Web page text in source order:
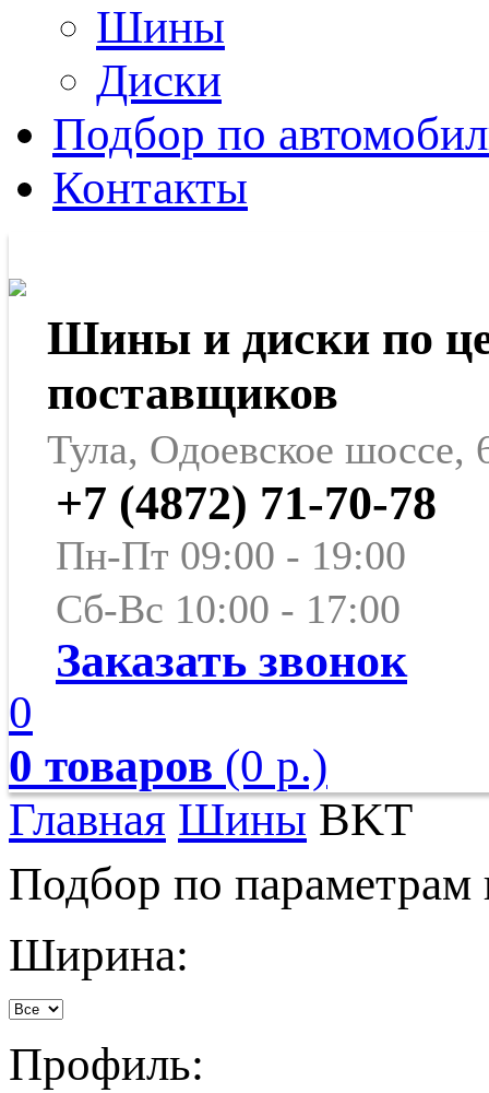
Шины
Диски
Подбор по
Контакты
Шины и диски по
поставщиков
Тула, Одоевское шоссе,
+7 (4872) 71-70-78
Пн-Пт 09:00 - 19:00
Сб-Вс 10:00 - 17:00
Заказать звонок
0
0 товаров (0 р.)
Главная Шины BKT
Подбор по
Ширина:
Профиль: